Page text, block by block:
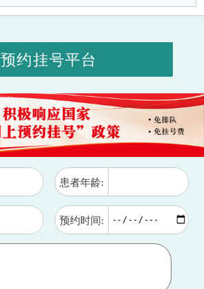
预约挂号平台
患者年龄:
预约时间: